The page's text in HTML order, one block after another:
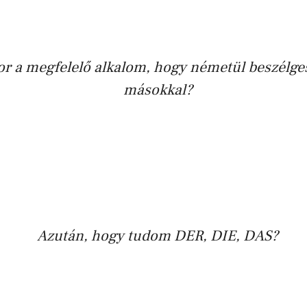
a megfelelő alkalom, hogy németül
másokkal?
Azután, hogy tudom DER, DIE, DAS?